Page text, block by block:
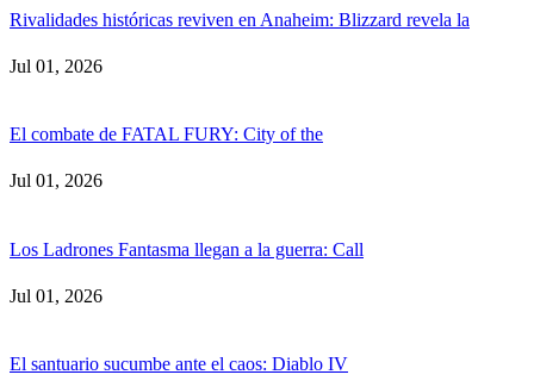
Rivalidades históricas reviven en Anaheim: Blizzard revela la
Jul 01, 2026
El combate de FATAL FURY: City of the
Jul 01, 2026
Los Ladrones Fantasma llegan a la guerra: Call
Jul 01, 2026
El santuario sucumbe ante el caos: Diablo IV